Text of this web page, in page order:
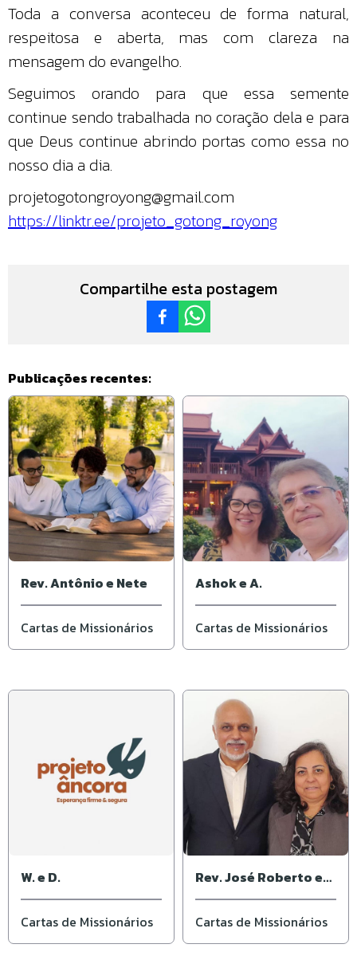
Toda a conversa aconteceu de forma natural,
respeitosa e aberta, mas com clareza na
mensagem do evangelho.
Seguimos orando para que essa semente
continue sendo trabalhada no coração dela e para
que Deus continue abrindo portas como essa no
nosso dia a dia.
projetogotongroyong@gmail.com
https://linktr.ee/projeto_gotong_royong
Compartilhe esta postagem
Publicações recentes:
Rev. Antônio e Nete
Cartas de Missionários
Ashok e A.
Cartas de Missionários
W. e D.
Cartas de Missionários
Rev. José Roberto e
Ivone
Cartas de Missionários